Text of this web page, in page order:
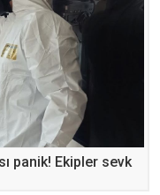
panik! Ekipler sevk